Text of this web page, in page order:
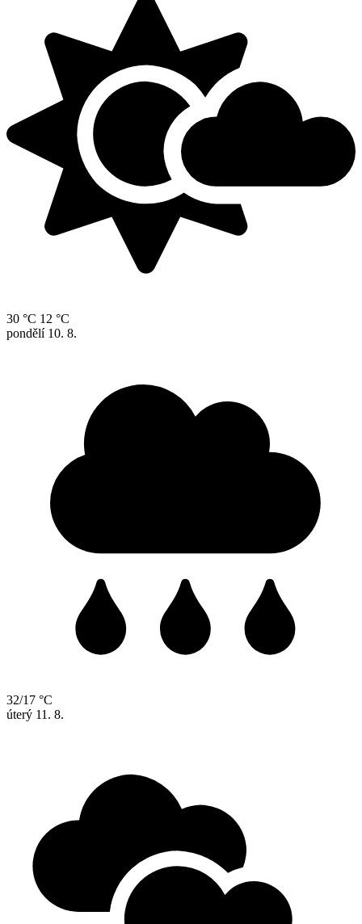
30 °C 12 °C
pondělí 10. 8.
32/17 °C
úterý 11. 8.